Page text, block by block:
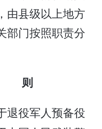
由县级以上地方
部门按照职责分
则
退役军人预备役